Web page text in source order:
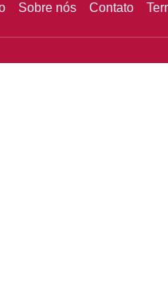
Sobre nós Contato